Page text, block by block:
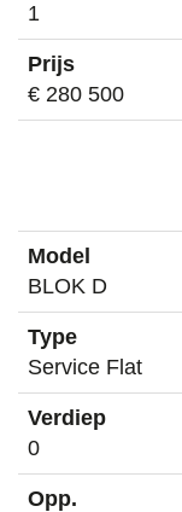
1
€ 280 500
BLOK D
Service Flat
0